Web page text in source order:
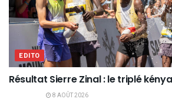
EDITO
Résultat Sierre Zinal : le triplé
8 AOÛT 2026